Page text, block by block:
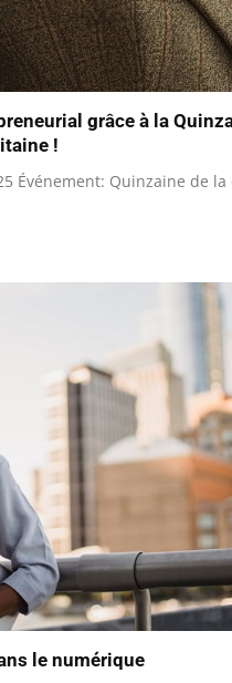
grâce à la
!
Événement: Quinzaine de
le numérique